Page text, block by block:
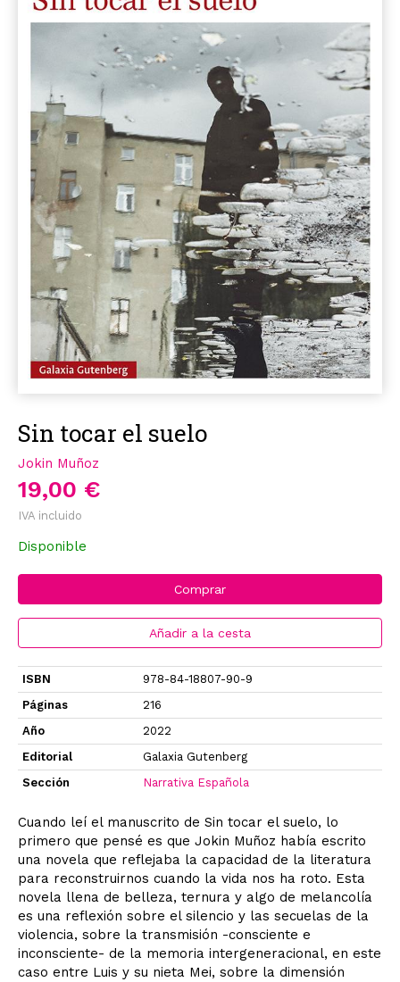
Sin tocar el suelo
Jokin Muñoz
19,00 €
IVA incluido
Disponible
Comprar
Añadir a la cesta
ISBN
978-84-18807-90-9
Páginas
216
Año
2022
Editorial
Galaxia Gutenberg
Sección
Narrativa Española
Cuando leí el manuscrito de Sin tocar el suelo, lo
primero que pensé es que Jokin Muñoz había escrito
una novela que reflejaba la capacidad de la literatura
para reconstruirnos cuando la vida nos ha roto. Esta
novela llena de belleza, ternura y algo de melancolía
es una reflexión sobre el silencio y las secuelas de la
violencia, sobre la transmisión -consciente e
inconsciente- de la memoria intergeneracional, en este
caso entre Luis y su nieta Mei, sobre la dimensión